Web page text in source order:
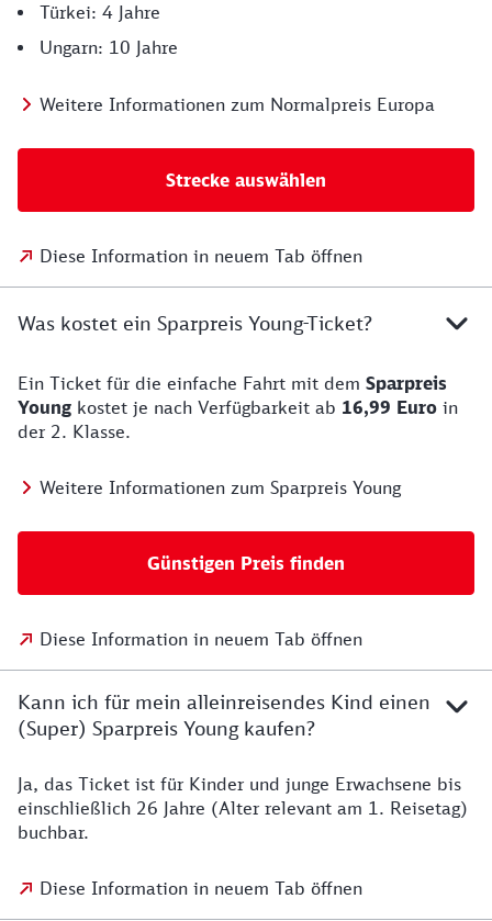
Türkei: 4 Jahre
Ungarn: 10 Jahre
Weitere Informationen zum Normalpreis Europa
Strecke auswählen
Diese Information in neuem Tab öffnen
Was kostet ein Sparpreis Young-Ticket?
Ein Ticket für die einfache Fahrt mit dem Sparpreis
Young kostet je nach Verfügbarkeit ab 16,99 Euro in
der 2. Klasse.
Weitere Informationen zum Sparpreis Young
Günstigen Preis finden
Diese Information in neuem Tab öffnen
Kann ich für mein alleinreisendes Kind einen
(Super) Sparpreis Young kaufen?
Ja, das Ticket ist für Kinder und junge Erwachsene bis
einschließlich 26 Jahre (Alter relevant am 1. Reisetag)
buchbar.
Diese Information in neuem Tab öffnen